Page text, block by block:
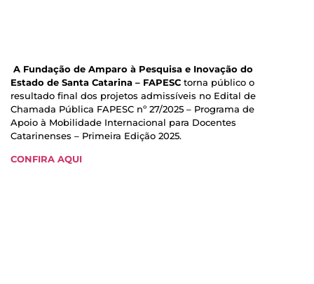
A Fundação de Amparo à Pesquisa e Inovação do
Estado de Santa Catarina – FAPESC torna público o
resultado final dos projetos admissíveis no Edital de
Chamada Pública FAPESC nº 27/2025 – Programa de
Apoio à Mobilidade Internacional para Docentes
Catarinenses – Primeira Edição 2025.
CONFIRA AQUI